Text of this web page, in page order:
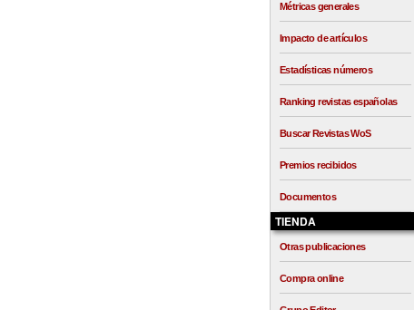
Métricas generales
Impacto de artículos
Estadísticas números
Ranking revistas españolas
Buscar Revistas WoS
Premios recibidos
Documentos
TIENDA
Otras publicaciones
Compra online